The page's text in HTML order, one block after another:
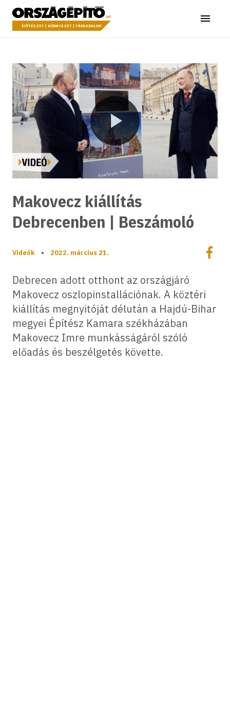
a tartalomhoz
Országépítő
ÉPÍTÉSZET | KÖRNYEZET | TÁRSADALOM Menü
Lejátszás
Makovecz kiállítás
Debrecenben | Beszámoló
Videók • 2022. március 21.
Debrecen adott otthont az országjáró
Makovecz oszlopinstallációnak. A köztéri
kiállítás megnyitóját délután a Hajdú-Bihar
megyei Építész Kamara székházában
Makovecz Imre munkásságáról szóló
előadás és beszélgetés követte.